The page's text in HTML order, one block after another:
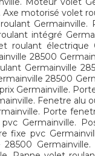
motorisé volet
intégré
roulant
28500
Germainville
28500
Germainville.
Fenetre
Porte
Germainville.
fixe pvc